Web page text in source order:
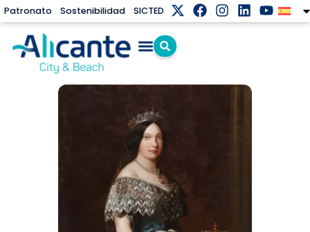
Patronato Sostenibilidad SICTED